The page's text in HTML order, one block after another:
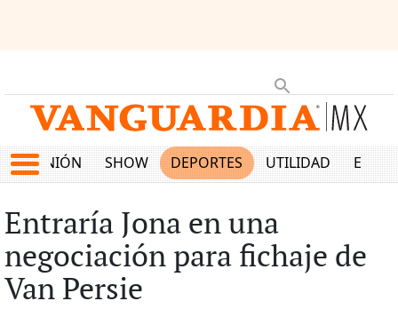
OPINIÓN SHOW DEPORTES UTILIDAD
Entraría Jona en una
negociación para fichaje de
Van Persie